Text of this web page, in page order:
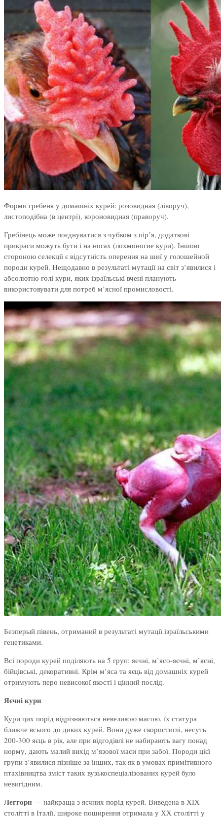
Форми гребеня у домашніх курей: розовидная (ліворуч),
листоподібна (в центрі), короновидная (праворуч).
Гребінець може поєднуватися з чубком з пір’я, додаткові
прикраси можуть бути і на ногах (лохмоногие кури). Іншою
стороною селекції є відсутність оперення на шиї у голошейной
породи курей. Нещодавно в результаті мутації на світ з’явилися і
абсолютно голі кури, яких ізраїльські вчені планують
використовувати для потреб м’ясної промисловості.
Безперый півень, отриманий в результаті мутації ізраїльськими
генетиками.
Всі породи курей поділяють на 5 груп: яєчні, м’ясо-яєчні, м’ясні,
бійцівські, декоративні. Крім м’яса та яєць від домашніх курей
отримують перо невисокої якості і цінний послід.
Яєчні кури
Кури цих порід відрізняються невеликою масою, їх статура
ближче всього до диких курей. Вони дуже скоростиглі, несуть
200-300 яєць в рік, але при відгодівлі не набирають вагу понад
норму, дають малий вихід м’язової маси при забої. Породи цієї
групи з’явилися пізніше за інших, так як в умовах примітивного
птахівництва зміст таких вузькоспеціалізованих курей було
невигідним.
Леггорн — найкраща з яєчних порід курей. Виведена в XIX
столітті в Італії, широке поширення отримала у ХХ столітті у